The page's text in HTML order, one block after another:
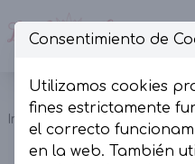
Inicio
Consentimiento de
Utilizamos cookies
fines estrictamente
el correcto
en la web. También